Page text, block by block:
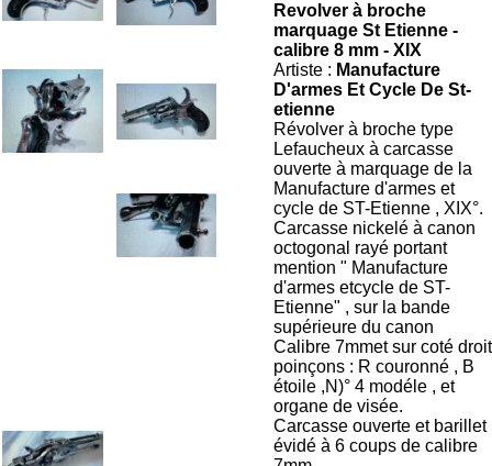
Revolver à broche
marquage St Etienne -
calibre 8 mm - XIX
Artiste : Manufacture
D'armes Et Cycle De St-
etienne
Révolver à broche type
Lefaucheux à carcasse
ouverte à marquage de la
Manufacture d'armes et
cycle de ST-Etienne , XIX°.
Carcasse nickelé à canon
octogonal rayé portant
mention " Manufacture
d'armes etcycle de ST-
Etienne" , sur la bande
supérieure du canon
Calibre 7mmet sur coté droit
poinçons : R couronné , B
étoile ,N)° 4 modéle , et
organe de visée.
Carcasse ouverte et barillet
évidé à 6 coups de calibre